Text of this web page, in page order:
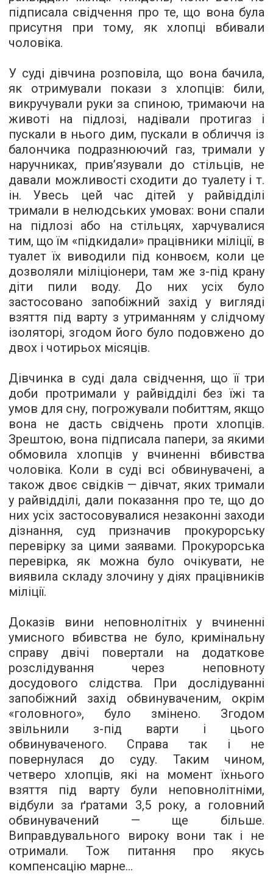
підписала свідчення про те, що вона була
присутня при тому, як хлопці вбивали
чоловіка.
У суді дівчина розповіла, що вона бачила,
як отримували покази з хлопців: били,
викручували руки за спиною, тримаючи на
животі на підлозі, надівали протигаз і
пускали в нього дим, пускали в обличчя із
балончика подразнюючий газ, тримали у
наручниках, прив’язували до стільців, не
давали можливості сходити до туалету і т.
ін. Увесь цей час дітей у райвідділі
тримали в нелюдських умовах: вони спали
на підлозі або на стільцях, харчувалися
тим, що їм «підкидали» працівники міліції, в
туалет їх виводили під конвоєм, коли це
дозволяли міліціонери, там же з-під крану
діти пили воду. До них усіх було
застосовано запобіжний захід у вигляді
взяття під варту з утриманням у слідчому
ізоляторі, згодом його було подовжено до
двох і чотирьох місяців.
Дівчинка в суді дала свідчення, що її три
доби протримали у райвідділі без їжі та
умов для сну, погрожували побиттям, якщо
вона не дасть свідчень проти хлопців.
Зрештою, вона підписала папери, за якими
обмовила хлопців у вчиненні вбивства
чоловіка. Коли в суді всі обвинувачені, а
також двоє свідків — дівчат, яких тримали
у райвідділі, дали показання про те, що до
них усіх застосовувалися незаконні заходи
дізнання, суд призначив прокурорську
перевірку за цими заявами. Прокурорська
перевірка, як можна було очікувати, не
виявила складу злочину у діях працівників
міліції.
Доказів вини неповнолітніх у вчиненні
умисного вбивства не було, кримінальну
справу двічі повертали на додаткове
розслідування через неповноту
досудового слідства. При дослідуванні
запобіжний захід обвинуваченим, окрім
«головного», було змінено. Згодом
звільнили з-під варти і цього
обвинуваченого. Справа так і не
повернулася до суду. Таким чином,
четверо хлопців, які на момент їхнього
взяття під варту були неповнолітніми,
відбули за ґратами 3,5 року, а головний
обвинувачений — ще більше.
Виправдувального вироку вони так і не
отримали. Тож питання про якусь
компенсацію марне...